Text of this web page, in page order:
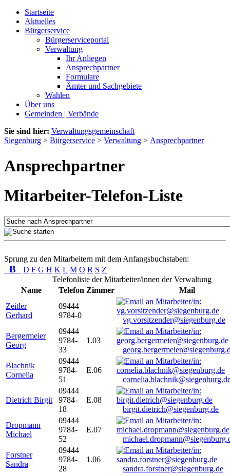
Startseite
Aktuelles
Bürgerservice
Bürgerserviceportal
Verwaltung
Ihr Anliegen
Ansprechpartner
Formulare
Ämter und Sachgebiete
Wahlen
Über uns
Gemeinden | Verbände
Sie sind hier: Verwaltungsgemeinschaft
Siegenburg > Bürgerservice > Verwaltung > Ansprechpartner
Ansprechpartner
Mitarbeiter-Telefon-Liste
Sprung zu den Mitarbeitern mit dem Anfangsbuchstaben:
B D F G H K L M O R S Z
Telefonliste der Mitarbeiter/innen der Verwaltung
Name
Telefon Zimmer
Mail
Zeitler
Gerhard
09444
9784-0
vg.vorsitzender@siegenburg.de
Bergermeier
Georg
09444
9784-
33
1.03
Blachnik
Cornelia
09444
9784-
51
E.06
Dietrich Birgit
09444
9784-
18
E.08
birgit.dietrich@siegenburg.de
Dropmann
Michael
09444
9784-
52
E.07
Forstner
Sandra
09444
9784-
28
1.06
sandra.forstner@siegenburg.de